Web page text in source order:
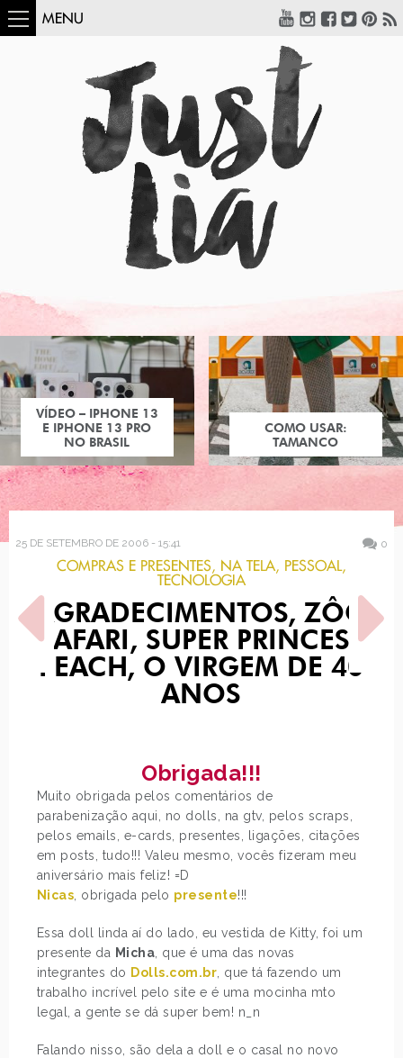
MENU
COMO USAR:
TAMANCO
25 DE SETEMBRO DE 2006 - 15:41 0
COMPRAS E PRESENTES, NA TELA, PESSOAL,
TECNOLOGIA
AGRADECIMENTOS, ZÔO
SAFARI, SUPER PRINCESS
PEACH, O VIRGEM DE 40
ANOS
Obrigada!!!
Muito obrigada pelos comentários de
parabenização aqui, no dolls, na gtv, pelos scraps,
pelos emails, e-cards, presentes, ligações, citações
em posts, tudo!!! Valeu mesmo, vocês fizeram meu
aniversário mais feliz! =D
Nicas , obrigada pelo presente!!!
Essa doll linda aí do lado, eu vestida de Kitty, foi um
presente da Micha , que é uma das novas
integrantes do Dolls.com.br , que tá fazendo um
trabalho incrível pelo site e é uma mocinha mto
legal, a gente se dá super bem! n_n
Falando nisso, são dela a doll e o casal no novo